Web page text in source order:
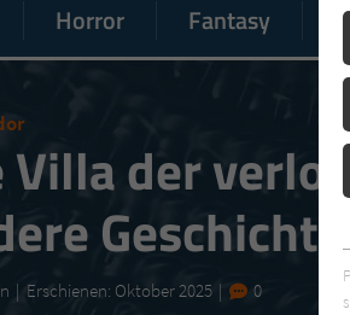
Horror Fantasy
Villa der
Erschienen: Oktober 2025 0